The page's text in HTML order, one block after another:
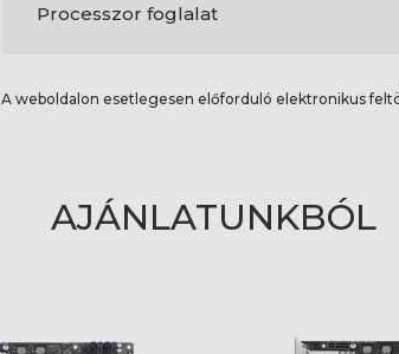
Processzor foglalat
A weboldalon esetlegesen előforduló elektronikus
AJÁNLATUNKBÓL